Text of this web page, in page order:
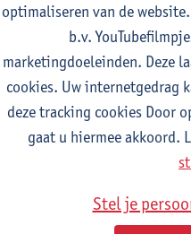
is een aanpasbare
verhoogt.
van de
aanpassingen doet
aanpassingen doen aan de
opgevangen en het
de warmteregulatie,
Het productieproces
optimaliseren van de
b.v.
marketingdoeleinden. Deze
cookies. Uw internetgedrag
deze tracking cookies Door
gaat u hiermee akkoord.
Stel je